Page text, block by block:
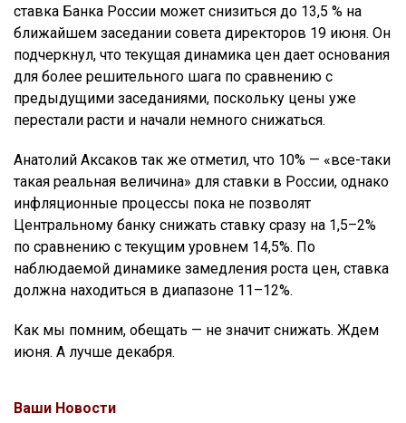
ставка Банка России может снизиться до 13,5 % на
ближайшем заседании совета директоров 19 июня. Он
подчеркнул, что текущая динамика цен дает основания
для более решительного шага по сравнению с
предыдущими заседаниями, поскольку цены уже
перестали расти и начали немного снижаться.
Анатолий Аксаков так же отметил, что 10% — «все-таки
такая реальная величина» для ставки в России, однако
инфляционные процессы пока не позволят
Центральному банку снижать ставку сразу на 1,5–2%
по сравнению с текущим уровнем 14,5%. По
наблюдаемой динамике замедления роста цен, ставка
должна находиться в диапазоне 11–12%.
Как мы помним, обещать — не значит снижать. Ждем
июня. А лучше декабря.
Ваши Новости